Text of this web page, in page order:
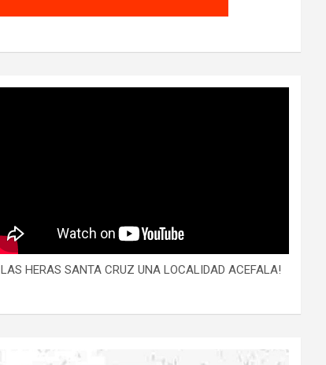
LAS HERAS SANTA CRUZ UNA LOCALIDAD ACEFALA!